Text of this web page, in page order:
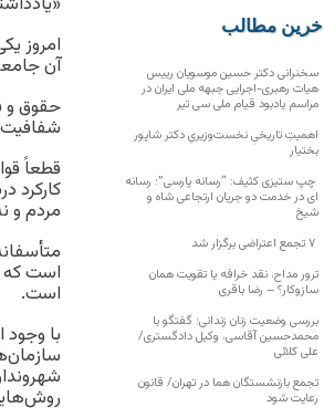
امروز
آن
حقوق و
شفافیت
قطعاً
کارکرد
مردم و
است که
است.
با
آخرین مطالب
سخنرانی دکتر حسین موسویان رییس
هیات رهبری-اجرایی جبهه ملی ایران در
مراسم یادبود قیام ملی سی تیر
اهمیتِ تاریخیِ نخست‌وزیریِ دکتر شاپور
بختیار
چپ ستیزی کثیف: “رسانه پارسی”؛ رسانه
ای در خدمت دو جریان ارتجاعی شاه و
شیخ
ترور مداح، نقد خرافه یا تقویت همان
سازوکار؟ – رضا باقری
بررسی وضعیت زنان زندانی؛ گفتگو با
محمدحسین آقاسی، وکیل دادگستری/
علی کلائی
تجمع بازنشستگان هما در تهران/ قانون
رعایت شود